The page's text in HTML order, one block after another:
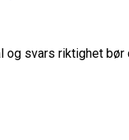
svars riktighet